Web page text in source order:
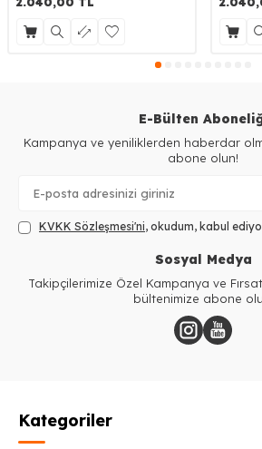
E-Bülten
Kampanya ve yeniliklerden haberdar
abone olun!
KVKK Sözleşmesi'ni, okudum, kabul
Sosyal Medya
Takipçilerimize Özel Kampanya ve
bültenimize abone
Kategoriler